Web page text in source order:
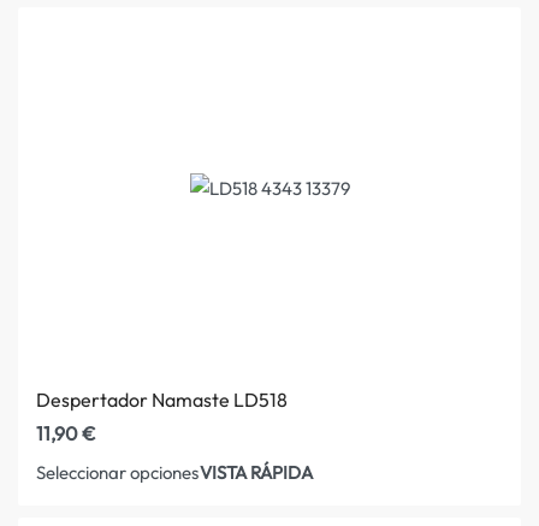
Despertador Namaste LD518
11,90€
Seleccionar opcionesVISTA RÁPIDA